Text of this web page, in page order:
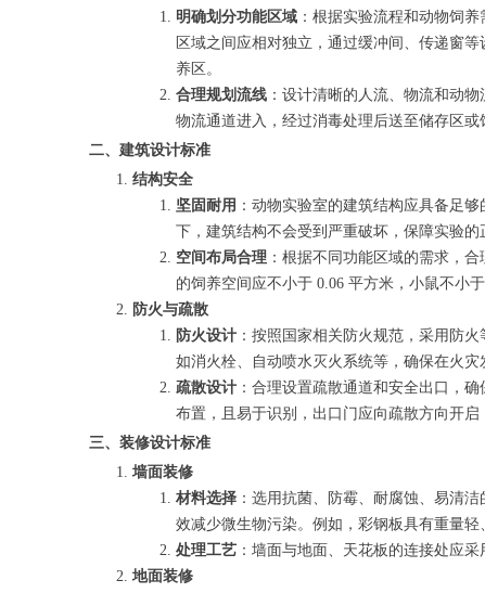
明确划分功能区域 ：根据实验流程和动物饲
区域之间应相对独立，通过缓冲间、传递窗
养区。
合理规划流线 ：设计清晰的人流、物流和动
物流通道进入，经过消毒处理后送至储存区
二、建筑设计标准
结构安全
坚固耐用 ：动物实验室的建筑结构应具备足
下，建筑结构不会受到严重破坏，保障实验的
空间布局合理 ：根据不同功能区域的需求，
的饲养空间应不小于 0.06 平方米，小鼠不小
防火与疏散
防火设计 ：按照国家相关防火规范，采用防
如消火栓、自动喷水灭火系统等，确保在火灾
疏散设计 ：合理设置疏散通道和安全出口，
布置，且易于识别，出口门应向疏散方向开启
三、装修设计标准
墙面装修
材料选择 ：选用抗菌、防霉、耐腐蚀、易清
效减少微生物污染。例如，彩钢板具有重量
处理工艺 ：墙面与地面、天花板的连接处应
地面装修